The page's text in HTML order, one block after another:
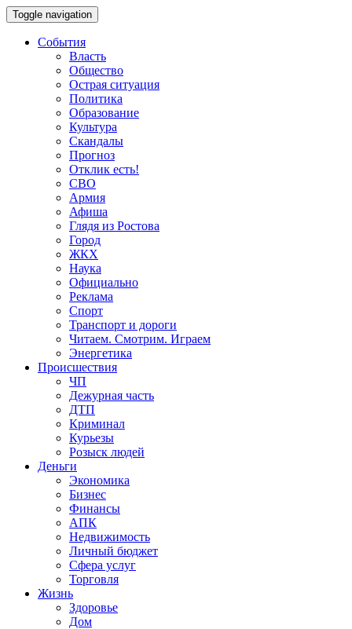
Toggle navigation
События
Власть
Общество
Острая ситуация
Политика
Образование
Культура
Скандалы
Прогноз
Отклик есть!
СВО
Армия
Афиша
Глядя из Ростова
Город
ЖКХ
Наука
Официально
Реклама
Спорт
Транспорт и дороги
Читаем. Смотрим. Играем
Энергетика
Происшествия
ЧП
Дежурная часть
ДТП
Криминал
Курьезы
Розыск людей
Деньги
Экономика
Бизнес
Финансы
АПК
Недвижимость
Личный бюджет
Сфера услуг
Торговля
Жизнь
Здоровье
Дом